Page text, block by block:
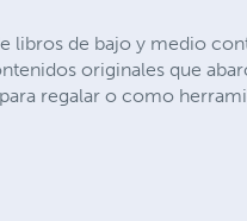
libros de bajo y medio
originales que
regalar o como